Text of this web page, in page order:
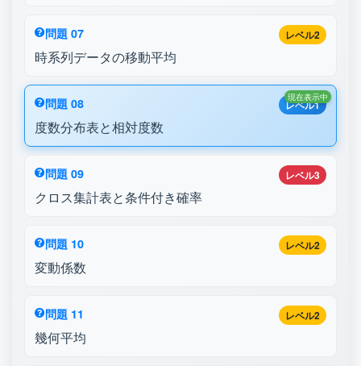
レベル2
問題 07
時系列データの移動平均
レベル1
問題 08
度数分布表と相対度数
現在表示中
レベル3
問題 09
クロス集計表と条件付き確率
レベル2
問題 10
変動係数
レベル2
問題 11
幾何平均